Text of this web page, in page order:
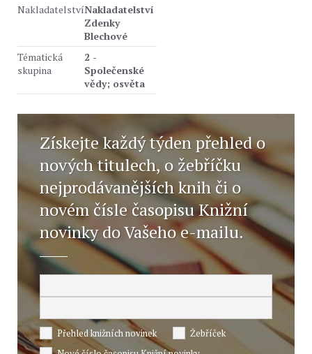
NakladatelstvíNakladatelství
Zdenky
Blechové
Tématická
skupina
2 -
Společenské
vědy; osvěta
Získejte každý týden přehled o
nových titulech, o žebříčku
nejprodávanějších knih či o
novém čísle časopisu Knižní
novinky do Vašeho e-mailu.
Přehled knižních novinek
Žebříček